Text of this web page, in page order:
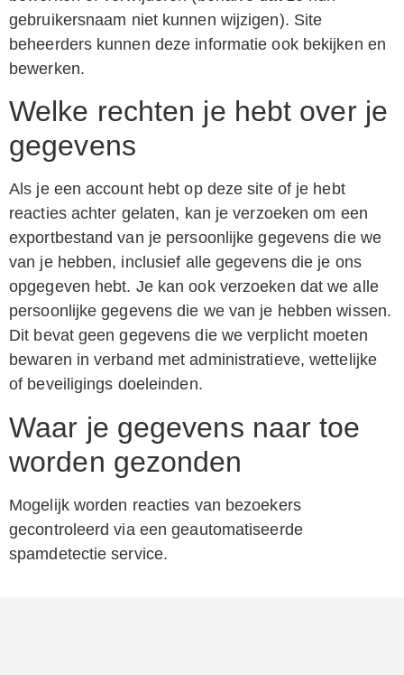
gebruikersnaam niet kunnen wijzigen). Site
beheerders kunnen deze informatie ook bekijken en
bewerken.
Welke rechten je hebt over je
gegevens
Als je een account hebt op deze site of je hebt
reacties achter gelaten, kan je verzoeken om een
exportbestand van je persoonlijke gegevens die we
van je hebben, inclusief alle gegevens die je ons
opgegeven hebt. Je kan ook verzoeken dat we alle
persoonlijke gegevens die we van je hebben wissen.
Dit bevat geen gegevens die we verplicht moeten
bewaren in verband met administratieve, wettelijke
of beveiligings doeleinden.
Waar je gegevens naar toe
worden gezonden
Mogelijk worden reacties van bezoekers
gecontroleerd via een geautomatiseerde
spamdetectie service.